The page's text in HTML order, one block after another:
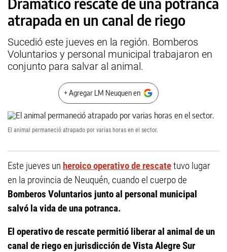
atrapada en un canal de riego
Sucedió este jueves en la región. Bomberos
Voluntarios y personal municipal trabajaron en
conjunto para salvar al animal.
+ Agregar LM Neuquen en
El animal permaneció atrapado por varias horas en el sector.
Este jueves un heroico operativo de rescatetuvo lugar
en la provincia de Neuquén, cuando el cuerpo de
Bomberos Voluntarios junto al personal municipal
salvó la vida de una potranca.
El operativo de rescate permitió liberar al animal de un
canal de riego en jurisdicción de Vista Alegre Sur